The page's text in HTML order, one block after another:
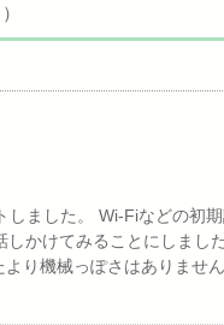
ました。 Wi-Fiなどの初
しかけてみることにしま
り機械っぽさはありませ